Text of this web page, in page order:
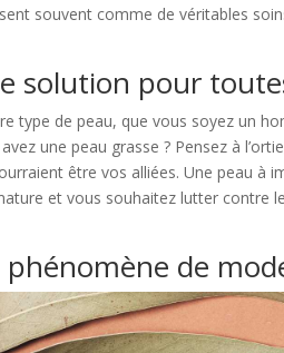
souvent comme de véritables
solution pour
type de peau, que vous soyez un
une peau grasse ? Pensez à
être vos alliées. Une peau
et vous souhaitez lutter contre
de